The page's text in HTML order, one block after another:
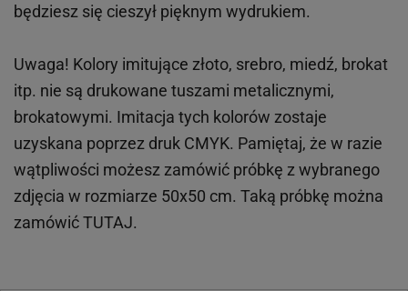
będziesz się cieszył pięknym wydrukiem.
Uwaga! Kolory imitujące złoto, srebro, miedź, brokat
itp. nie są drukowane tuszami metalicznymi,
brokatowymi. Imitacja tych kolorów zostaje
uzyskana poprzez druk CMYK. Pamiętaj, że w razie
wątpliwości możesz zamówić próbkę z wybranego
zdjęcia w rozmiarze 50x50 cm. Taką próbkę można
zamówićTUTAJ.